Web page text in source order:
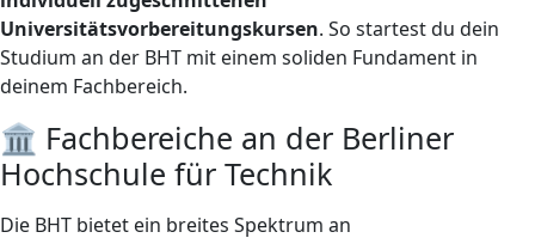
Universitätsvorbereitungskursen. So startest du dein
Studium an der BHT mit einem soliden Fundament in
deinem Fachbereich.
🏛️ Fachbereiche an der Berliner
Hochschule für Technik
Die BHT bietet ein breites Spektrum an